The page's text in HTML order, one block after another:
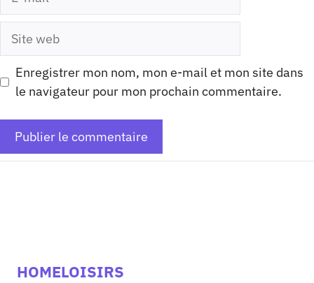
Site
Enregistrer mon nom, mon e-mail et mon site dans
le navigateur pour mon prochain commentaire.
HOMELOISIRS